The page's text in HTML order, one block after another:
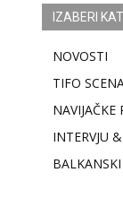
IZABERI
NOVOSTI
TIFO
NAVIJAČKE
INTERVJU